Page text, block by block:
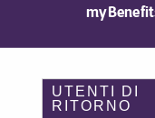
UTENTI DI
RITORNO